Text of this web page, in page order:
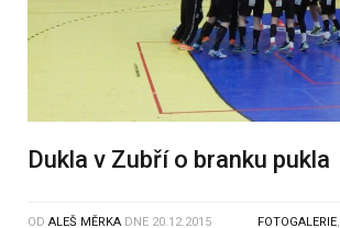
Dukla v Zubří o branku pukla
OD ALEŠ MĚRKA DNE 20.12.2015 FOTOGALERIE,